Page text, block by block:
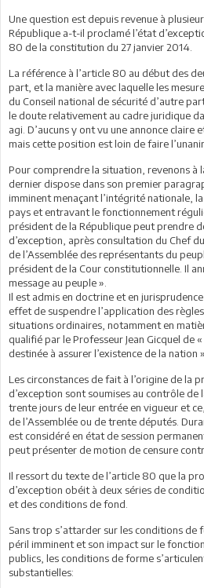
Une question est depuis revenue à
République a-t-il proclamé l’état
80 de la constitution du 27 janvier 2014.
La référence à l’article 80 au début des
part, et la manière avec laquelle les
du Conseil national de sécurité d’autre
le doute relativement au cadre juridique
agi. D’aucuns y ont vu une annonce claire
mais cette position est loin de faire
Pour comprendre la situation, revenons à
dernier dispose dans son premier
imminent menaçant l’intégrité nationale,
pays et entravant le fonctionnement
président de la République peut prendre
d’exception, après consultation du Chef
de l’Assemblée des représentants du
président de la Cour constitutionnelle. Il
message au peuple ».
Il est admis en doctrine et en
effet de suspendre l’application des
situations ordinaires, notamment en
qualifié par le Professeur Jean Gicquel de
destinée à assurer l’existence de la nation ».
Les circonstances de fait à l’origine de la
d’exception sont soumises au contrôle
trente jours de leur entrée en vigueur et
de l’Assemblée ou de trente députés.
est considéré en état de session
peut présenter de motion de censure
Il ressort du texte de l’article 80 que la
d’exception obéit à deux séries de
et des conditions de fond.
Sans trop s’attarder sur les conditions de
péril imminent et son impact sur le
publics, les conditions de forme
substantielles: